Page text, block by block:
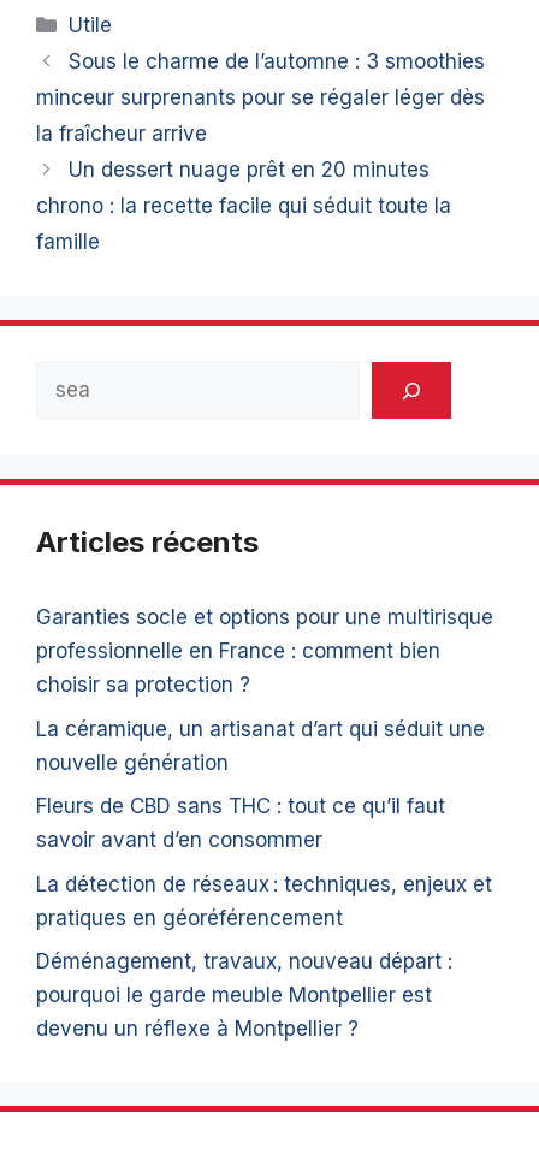
Catégories
Utile
Sous le charme de l’automne : 3 smoothies
minceur surprenants pour se régaler léger dès
la fraîcheur arrive
Un dessert nuage prêt en 20 minutes
chrono : la recette facile qui séduit toute la
famille
Articles récents
Garanties socle et options pour une multirisque
professionnelle en France : comment bien
choisir sa protection ?
La céramique, un artisanat d’art qui séduit une
nouvelle génération
Fleurs de CBD sans THC : tout ce qu’il faut
savoir avant d’en consommer
La détection de réseaux : techniques, enjeux et
pratiques en géoréférencement
Déménagement, travaux, nouveau départ :
pourquoi le garde meuble Montpellier est
devenu un réflexe à Montpellier ?